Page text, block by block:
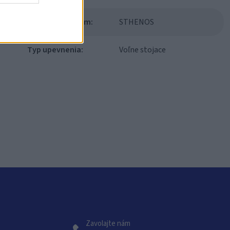
Modulový systém: STHENOS
Typ upevnenia: Voľne stojace
Zavolajte nám